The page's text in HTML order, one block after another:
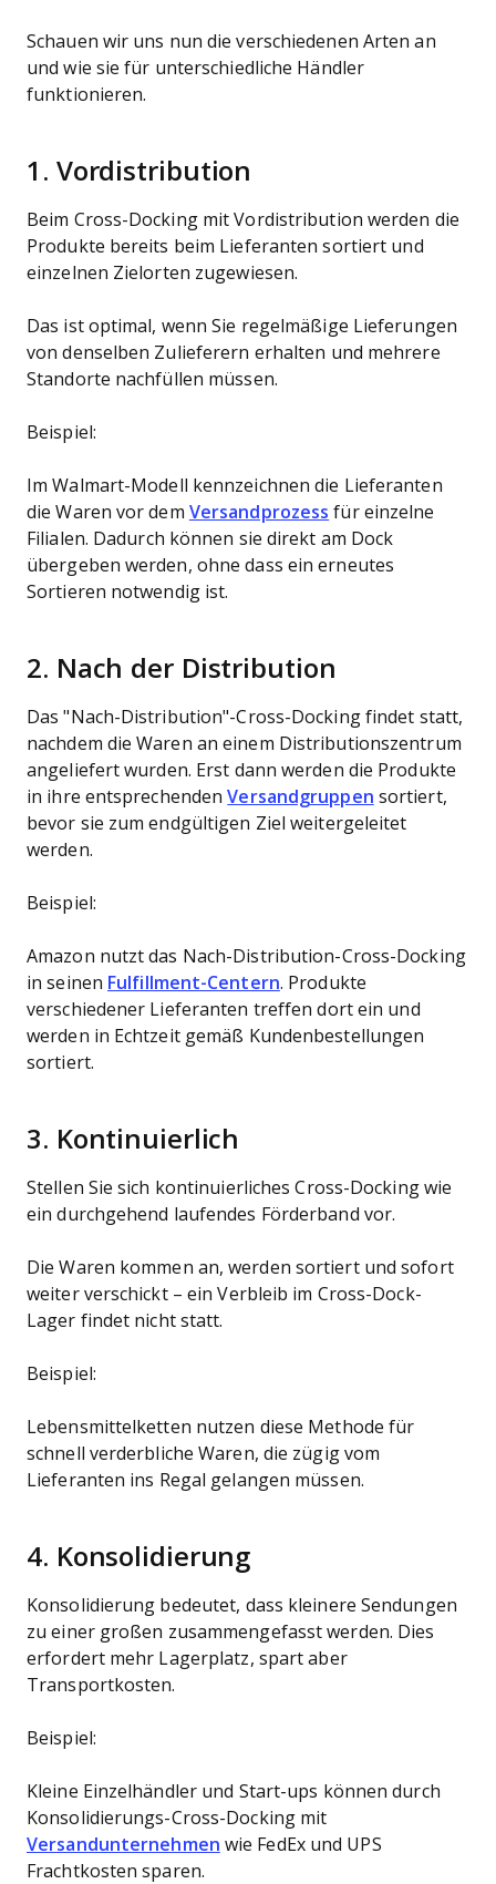
Schauen wir uns nun die verschiedenen Arten an
und wie sie für unterschiedliche Händler
funktionieren.
1. Vordistribution
Beim Cross-Docking mit Vordistribution werden die
Produkte bereits beim Lieferanten sortiert und
einzelnen Zielorten zugewiesen.
Das ist optimal, wenn Sie regelmäßige Lieferungen
von denselben Zulieferern erhalten und mehrere
Standorte nachfüllen müssen.
Beispiel:
Im Walmart-Modell kennzeichnen die Lieferanten
die Waren vor dem Versandprozess für einzelne
Filialen. Dadurch können sie direkt am Dock
übergeben werden, ohne dass ein erneutes
Sortieren notwendig ist.
2. Nach der Distribution
Das "Nach-Distribution"-Cross-Docking findet statt,
nachdem die Waren an einem Distributionszentrum
angeliefert wurden. Erst dann werden die Produkte
in ihre entsprechendenVersandgruppen sortiert,
bevor sie zum endgültigen Ziel weitergeleitet
werden.
Beispiel:
Amazon nutzt das Nach-Distribution-Cross-Docking
in seinen Fulfillment-Centern. Produkte
verschiedener Lieferanten treffen dort ein und
werden in Echtzeit gemäß Kundenbestellungen
sortiert.
3. Kontinuierlich
Stellen Sie sich kontinuierliches Cross-Docking wie
ein durchgehend laufendes Förderband vor.
Die Waren kommen an, werden sortiert und sofort
weiter verschickt – ein Verbleib im Cross-Dock-
Lager findet nicht statt.
Beispiel:
Lebensmittelketten nutzen diese Methode für
schnell verderbliche Waren, die zügig vom
Lieferanten ins Regal gelangen müssen.
4. Konsolidierung
Konsolidierung bedeutet, dass kleinere Sendungen
zu einer großen zusammengefasst werden. Dies
erfordert mehr Lagerplatz, spart aber
Transportkosten.
Beispiel:
Kleine Einzelhändler und Start-ups können durch
Konsolidierungs-Cross-Docking mit
Versandunternehmen wie FedEx und UPS
Frachtkosten sparen.